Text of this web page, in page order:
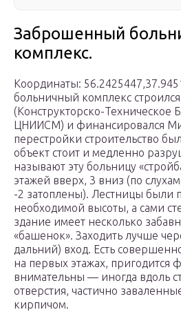
Заброшенный
комплекс.
Координаты:
больничный комплекс
(Конструкторско-Техническое
ЦНИИСМ) и финансировался
перестройки строительство
объект стоит и медленно
называют эту больницу
этажей вверх, 3 вниз (по
-2 затоплены). Лестницы были
необходимой высоты, а сами
здание имеет несколько
«башенок». Заходить лучше
дальний) вход. Есть
на первых этажах, пригодится
внимательны — иногда вдоль
отверстия, частично
кирпичом.